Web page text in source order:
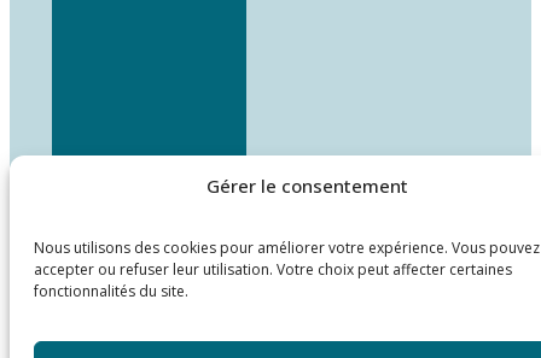
Gérer le consentement
Nous utilisons des cookies pour améliorer votre expérience. Vous pouvez
accepter ou refuser leur utilisation. Votre choix peut affecter certaines
fonctionnalités du site.